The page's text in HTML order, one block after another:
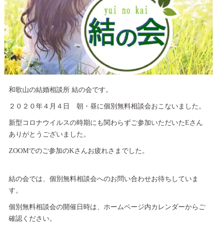
和歌山の結婚相談所 結の会です。
２０２０年４月４日 朝・昼に個別無料相談会おこないました。
新型コロナウイルスの時期にも関わらずご参加いただいたEさん
ありがとうございました。
ZOOMでのご参加のKさんお疲れさまでした。
結の会では、個別無料相談会へのお問い合わせお待ちしていま
す。
個別無料相談会の開催日時は、ホームページ内カレンダーからご
確認ください。